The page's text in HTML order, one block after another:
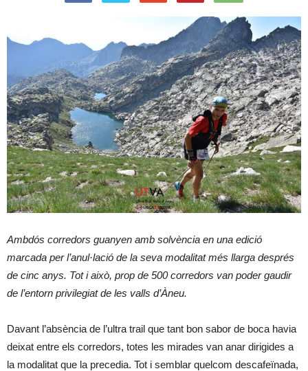
Ambdós corredors guanyen amb solvència en una edició
marcada per l’anul·lació de la seva modalitat més llarga després
de cinc anys. Tot i això, prop de 500 corredors van poder gaudir
de l’entorn privilegiat de les valls d’Àneu.
Davant l’absència de l’ultra trail que tant bon sabor de boca havia
deixat entre els corredors, totes les mirades van anar dirigides a
la modalitat que la precedia. Tot i semblar quelcom descafeïnada,